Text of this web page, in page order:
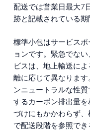
配送では営業日最大7
跡と記載されている期
標準小包はサービス
ョンです。緊急でな
ビスは、地上輸送に
離に応じて異なりま
ンニュートラルな性
するカーボン排出量
づけにもかかわらず
で配送段階を参照でき